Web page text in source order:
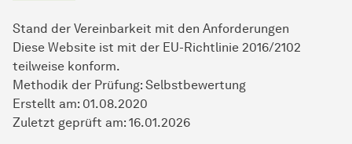
Stand der Vereinbarkeit mit den Anforderungen
Diese Website ist mit der EU-Richtlinie 2016/2102
teilweise konform.
Methodik der Prüfung: Selbstbewertung
Erstellt am: 01.08.2020
Zuletzt geprüft am: 16.01.2026